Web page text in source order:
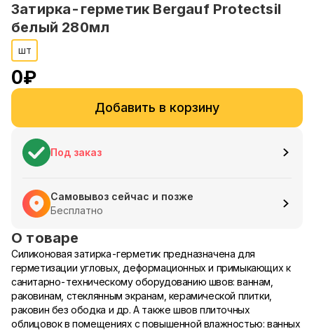
Затирка-герметик Bergauf Protectsil
белый 280мл
шт
0₽
Добавить в корзину
Под заказ
Самовывоз сейчас и позже
Бесплатно
О товаре
Силиконовая затирка-герметик предназначена для
герметизации угловых, деформационных и примыкающих к
санитарно-техническому оборудованию швов: ваннам,
раковинам, стеклянным экранам, керамической плитки,
раковин без ободка и др. А также швов плиточных
облицовок в помещениях с повышенной влажностью: ванных